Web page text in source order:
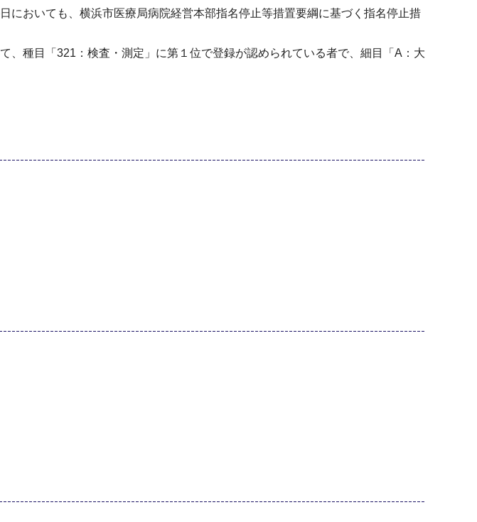
においても、横浜市医療局病院経営本部指名停止等措置要綱に基づく指名停止措
、種目「321：検査・測定」に第１位で登録が認められている者で、細目「A：大